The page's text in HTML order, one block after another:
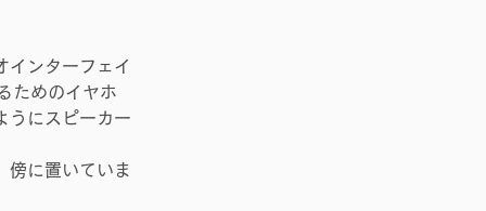
インターフェイ
ためのイヤホ
うにスピーカー
傍に置いていま